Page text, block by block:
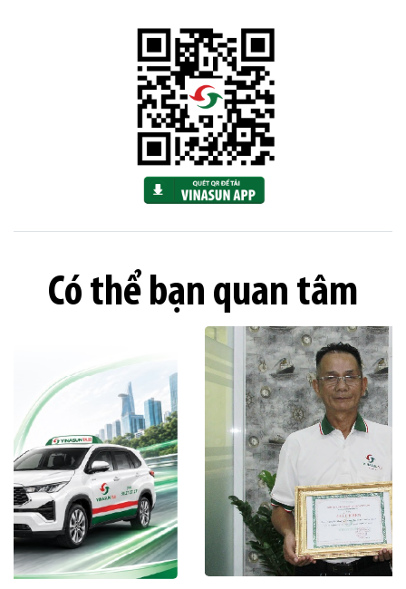
Có thể bạn quan tâm